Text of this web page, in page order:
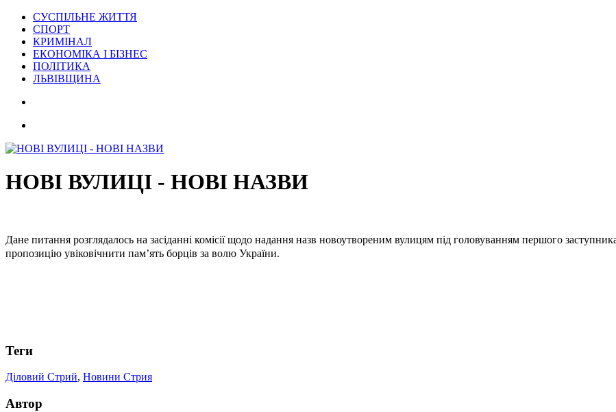
СУСПІЛЬНЕ ЖИТТЯ
СПОРТ
КРИМІНАЛ
ЕКОНОМІКА І БІЗНЕС
ПОЛІТИКА
ЛЬВІВЩИНА
НОВІ ВУЛИЦІ - НОВІ НАЗВИ
Дане питання розглядалось на засіданні комісії щодо надання назв новоутвореним вулицям під головуванням першого
пропозицію увіковічнити пам’ять борців за волю України.
Теги
Діловий Стрий, Новини Стрия
Автор